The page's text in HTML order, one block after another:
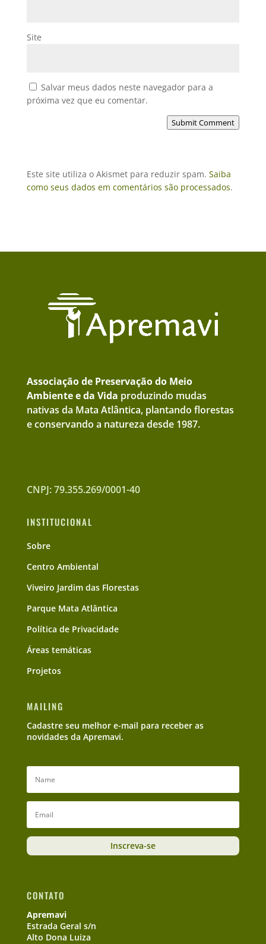
Site
Salvar meus dados neste navegador para a
próxima vez que eu comentar.
Submit Comment
Este site utiliza o Akismet para reduzir spam. Saiba
como seus dados em comentários são processados.
Associação de Preservação do Meio
Ambiente e da Vida produzindo mudas
nativas da Mata Atlântica, plantando florestas
e conservando a natureza desde 1987.
CNPJ: 79.355.269/0001-40
INSTITUCIONAL
Sobre
Centro Ambiental
Viveiro Jardim das Florestas
Parque Mata Atlântica
Política de Privacidade
Áreas temáticas
Projetos
MAILING
Cadastre seu melhor e-mail para receber as
novidades da Apremavi.
Inscreva-se
CONTATO
Apremavi
Estrada Geral s/n
Alto Dona Luiza